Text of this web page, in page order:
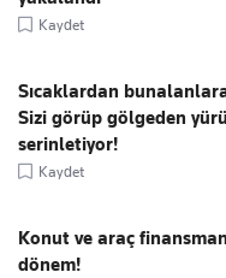
Kaydet
Sıcaklardan
Sizi görüp gölgeden
serinletiyor!
Kaydet
Konut ve araç
dönem!